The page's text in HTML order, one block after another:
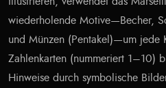
wiederholende Motive—Becher,
und Münzen (Pentakel)—um jede
Zahlenkarten (nummeriert 1–10)
Hinweise durch symbolische